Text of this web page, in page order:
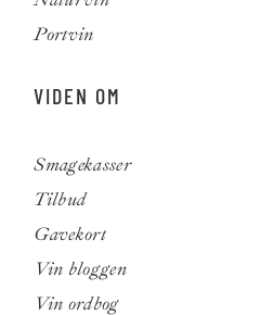
Portvin
VIDEN OM
Smagekasser
Tilbud
Gavekort
Vin bloggen
Vin ordbog